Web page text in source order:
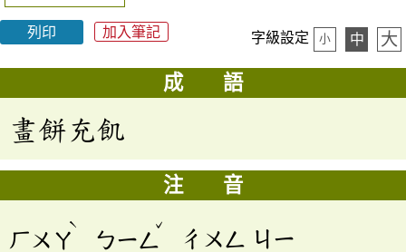
列印 加入筆記 字級設定 小 中 大
成 語
畫餅充飢
注 音
ㄏㄨㄚ
ˋ
ㄅㄧㄥ
ˇ
ㄔㄨㄥ ㄐㄧ